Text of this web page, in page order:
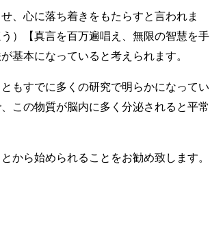
、心に落ち着きをもたらすと言われま
）【真言を百万遍唱え、無限の智慧を手
基本になっていると考えられます。
もすでに多くの研究で明らかになってい
この物質が脳内に多く分泌されると平常
ら始められることをお勧め致します。